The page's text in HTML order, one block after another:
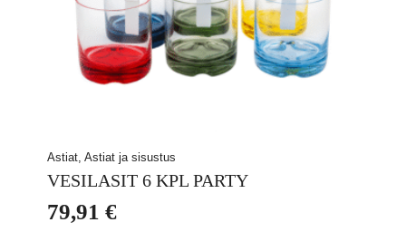
Astiat, Astiat ja sisustus
VESILASIT 6 KPL PARTY
79,91 €